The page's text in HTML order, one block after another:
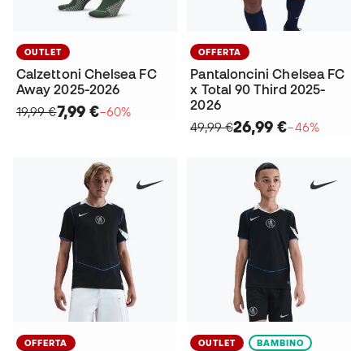
OUTLET
Calzettoni Chelsea FC
Away 2025-2026
19,99 €7,99 €−60%
OFFERTA
Pantaloncini Chelsea FC
x Total 90 Third 2025-
2026
49,99 €26,99 €−46%
OFFERTA OUTLET BAMBINO